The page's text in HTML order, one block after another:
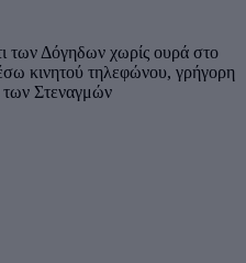
των Δόγηδων χωρίς ουρά στο
κινητού τηλεφώνου, γρήγορη
των Στεναγμών